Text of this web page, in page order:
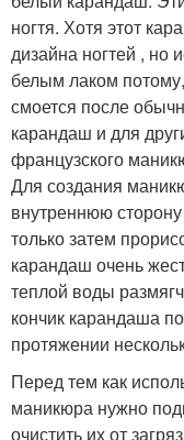
ногтя. Хотя этот
дизайна ногтей , но
белым лаком
смоется после
карандаш и для
французского
Для создания
внутреннюю
только затем
карандаш очень
теплой воды
кончик карандаша
протяжении
Перед тем как
маникюра нужно
очистить их от